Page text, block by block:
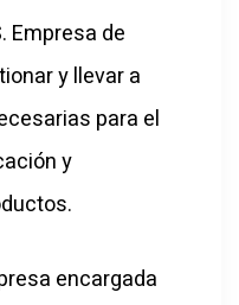
Empresa de
y llevar a
para el
y
encargada